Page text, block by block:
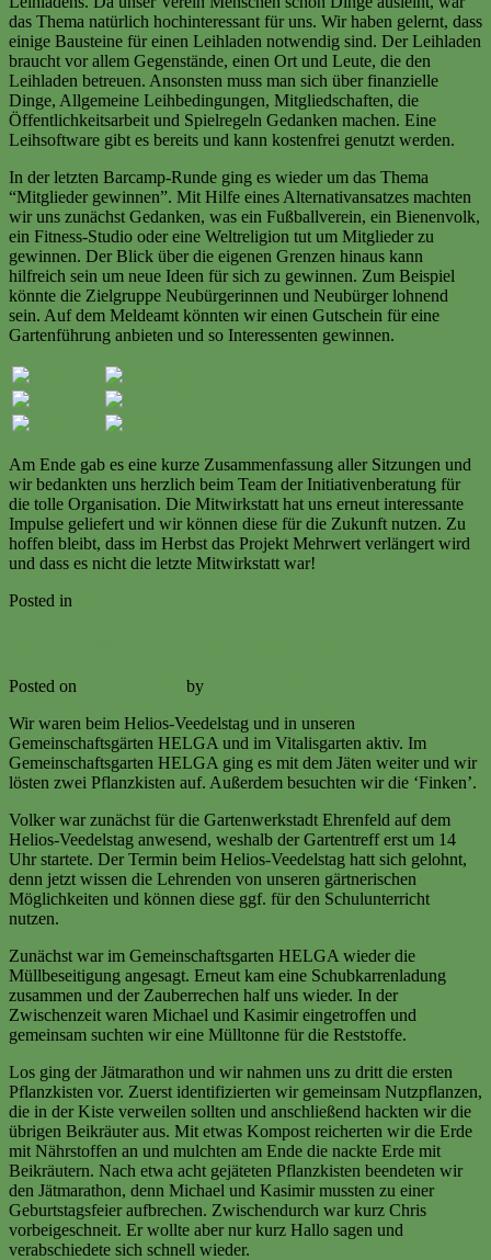
das Thema natürlich hochinteressant für uns. Wir haben gelernt, dass
einige Bausteine für einen Leihladen notwendig sind. Der Leihladen
braucht vor allem Gegenstände, einen Ort und Leute, die den
Leihladen betreuen. Ansonsten muss man sich über finanzielle
Dinge, Allgemeine Leihbedingungen, Mitgliedschaften, die
Öffentlichkeitsarbeit und Spielregeln Gedanken machen. Eine
Leihsoftware gibt es bereits und kann kostenfrei genutzt werden.
In der letzten Barcamp-Runde ging es wieder um das Thema
“Mitglieder gewinnen”. Mit Hilfe eines Alternativansatzes machten
wir uns zunächst Gedanken, was ein Fußballverein, ein Bienenvolk,
ein Fitness-Studio oder eine Weltreligion tut um Mitglieder zu
gewinnen. Der Blick über die eigenen Grenzen hinaus kann
hilfreich sein um neue Ideen für sich zu gewinnen. Zum Beispiel
könnte die Zielgruppe Neubürgerinnen und Neubürger lohnend
sein. Auf dem Meldeamt könnten wir einen Gutschein für eine
Gartenführung anbieten und so Interessenten gewinnen.
Am Ende gab es eine kurze Zusammenfassung aller Sitzungen und
wir bedankten uns herzlich beim Team der Initiativenberatung für
die tolle Organisation. Die Mitwirkstatt hat uns erneut interessante
Impulse geliefert und wir können diese für die Zukunft nutzen. Zu
hoffen bleibt, dass im Herbst das Projekt Mehrwert verlängert wird
und dass es nicht die letzte Mitwirkstatt war!
Posted in
Posted on by
Wir waren beim Helios-Veedelstag und in unseren
Gemeinschaftsgärten HELGA und im Vitalisgarten aktiv. Im
Gemeinschaftsgarten HELGA ging es mit dem Jäten weiter und wir
lösten zwei Pflanzkisten auf. Außerdem besuchten wir die ‘Finken’.
Volker war zunächst für die Gartenwerkstadt Ehrenfeld auf dem
Helios-Veedelstag anwesend, weshalb der Gartentreff erst um 14
Uhr startete. Der Termin beim Helios-Veedelstag hatt sich gelohnt,
denn jetzt wissen die Lehrenden von unseren gärtnerischen
Möglichkeiten und können diese ggf. für den Schulunterricht
nutzen.
Zunächst war im Gemeinschaftsgarten HELGA wieder die
Müllbeseitigung angesagt. Erneut kam eine Schubkarrenladung
zusammen und der Zauberrechen half uns wieder. In der
Zwischenzeit waren Michael und Kasimir eingetroffen und
gemeinsam suchten wir eine Mülltonne für die Reststoffe.
Los ging der Jätmarathon und wir nahmen uns zu dritt die ersten
Pflanzkisten vor. Zuerst identifizierten wir gemeinsam Nutzpflanzen,
die in der Kiste verweilen sollten und anschließend hackten wir die
übrigen Beikräuter aus. Mit etwas Kompost reicherten wir die Erde
mit Nährstoffen an und mulchten am Ende die nackte Erde mit
Beikräutern. Nach etwa acht gejäteten Pflanzkisten beendeten wir
den Jätmarathon, denn Michael und Kasimir mussten zu einer
Geburtstagsfeier aufbrechen. Zwischendurch war kurz Chris
vorbeigeschneit. Er wollte aber nur kurz Hallo sagen und
verabschiedete sich schnell wieder.